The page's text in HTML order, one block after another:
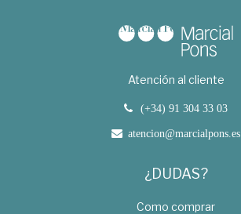
Atención al cliente
(+34) 91 304 33 03
atencion@marcialpons.es
¿DUDAS?
Como comprar